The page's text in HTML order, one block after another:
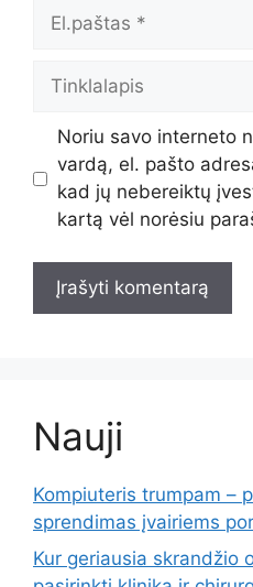
El.paštas
Tinklalapis
Noriu savo interneto
vardą, el. pašto
kad jų nebereiktų
kartą vėl norėsiu
Nauji
Kompiuteris trumpam –
sprendimas įvairiems
Kur geriausia skrandžio